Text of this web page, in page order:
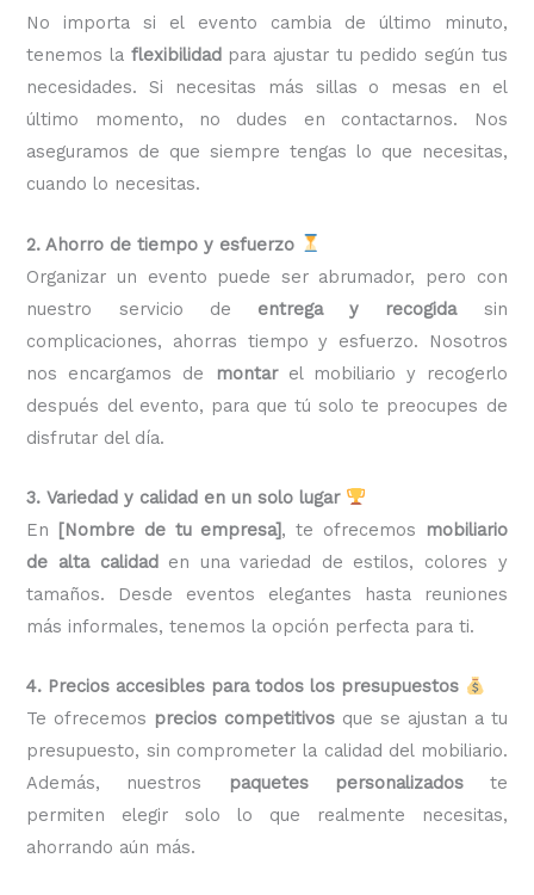
No importa si el evento cambia de último minuto,
tenemos la flexibilidadpara ajustar tu pedido según tus
necesidades. Si necesitas más sillas o mesas en el
último momento, no dudes en contactarnos. Nos
aseguramos de que siempre tengas lo que necesitas,
cuando lo necesitas.
2. Ahorro de tiempo y esfuerzo
Organizar un evento puede ser abrumador, pero con
nuestro servicio de entrega y recogidasin
complicaciones, ahorras tiempo y esfuerzo. Nosotros
nos encargamos de
montarel mobiliario y recogerlo
después del evento, para que tú solo te preocupes de
disfrutar del día.
3. Variedad y calidad en un solo lugar
En [Nombre de tu empresa], te ofrecemos
mobiliario
de alta calidaden una variedad de estilos, colores y
tamaños. Desde eventos elegantes hasta reuniones
más informales, tenemos la opción perfecta para ti.
4. Precios accesibles para todos los presupuestos
Te ofrecemos precios competitivos que se ajustan a tu
presupuesto, sin comprometer la calidad del mobiliario.
Además, nuestros
paquetes personalizadoste
permiten elegir solo lo que realmente necesitas,
ahorrando aún más.